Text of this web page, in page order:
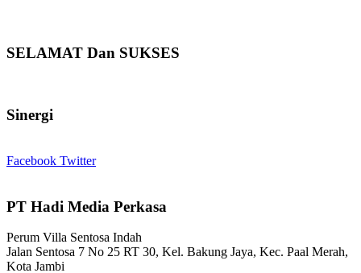
SELAMAT Dan SUKSES
Sinergi
Facebook Twitter
PT Hadi Media Perkasa
Perum Villa Sentosa Indah
Jalan Sentosa 7 No 25 RT 30, Kel. Bakung Jaya, Kec. Paal Merah,
Kota Jambi